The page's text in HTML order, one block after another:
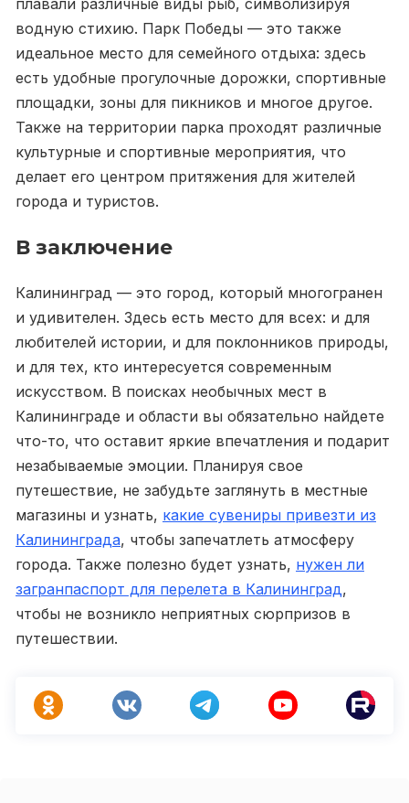
плавали различные виды рыб, символизируя
водную стихию. Парк Победы — это также
идеальное место для семейного отдыха: здесь
есть удобные прогулочные дорожки, спортивные
площадки, зоны для пикников и многое другое.
Также на территории парка проходят различные
культурные и спортивные мероприятия, что
делает его центром притяжения для жителей
города и туристов.
В заключение
Калининград — это город, который многогранен
и удивителен. Здесь есть место для всех: и для
любителей истории, и для поклонников природы,
и для тех, кто интересуется современным
искусством. В поисках необычных мест в
Калининграде и области вы обязательно найдете
что-то, что оставит яркие впечатления и подарит
незабываемые эмоции. Планируя свое
путешествие, не забудьте заглянуть в местные
магазины и узнать, какие сувениры привезти из
Калининграда, чтобы запечатлеть атмосферу
города. Также полезно будет узнать, нужен ли
загранпаспорт для перелета в Калининград,
чтобы не возникло неприятных сюрпризов в
путешествии.